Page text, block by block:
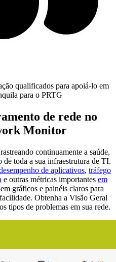
qualificados para apoiá-lo em
para o PRTG
de rede no
Monitor
continuamente a saúde,
de toda a sua infraestrutura de TI.
de aplicativos, tráfego
e outras métricas importantes em
gráficos e painéis claros para
Obtenha a Visão Geral
tipos de problemas em sua rede.